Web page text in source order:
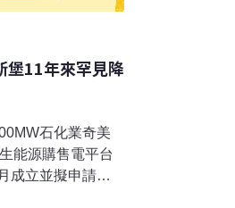
堡11年來罕見降
石化業奇美
能源購售電平台
成立並擬申請執